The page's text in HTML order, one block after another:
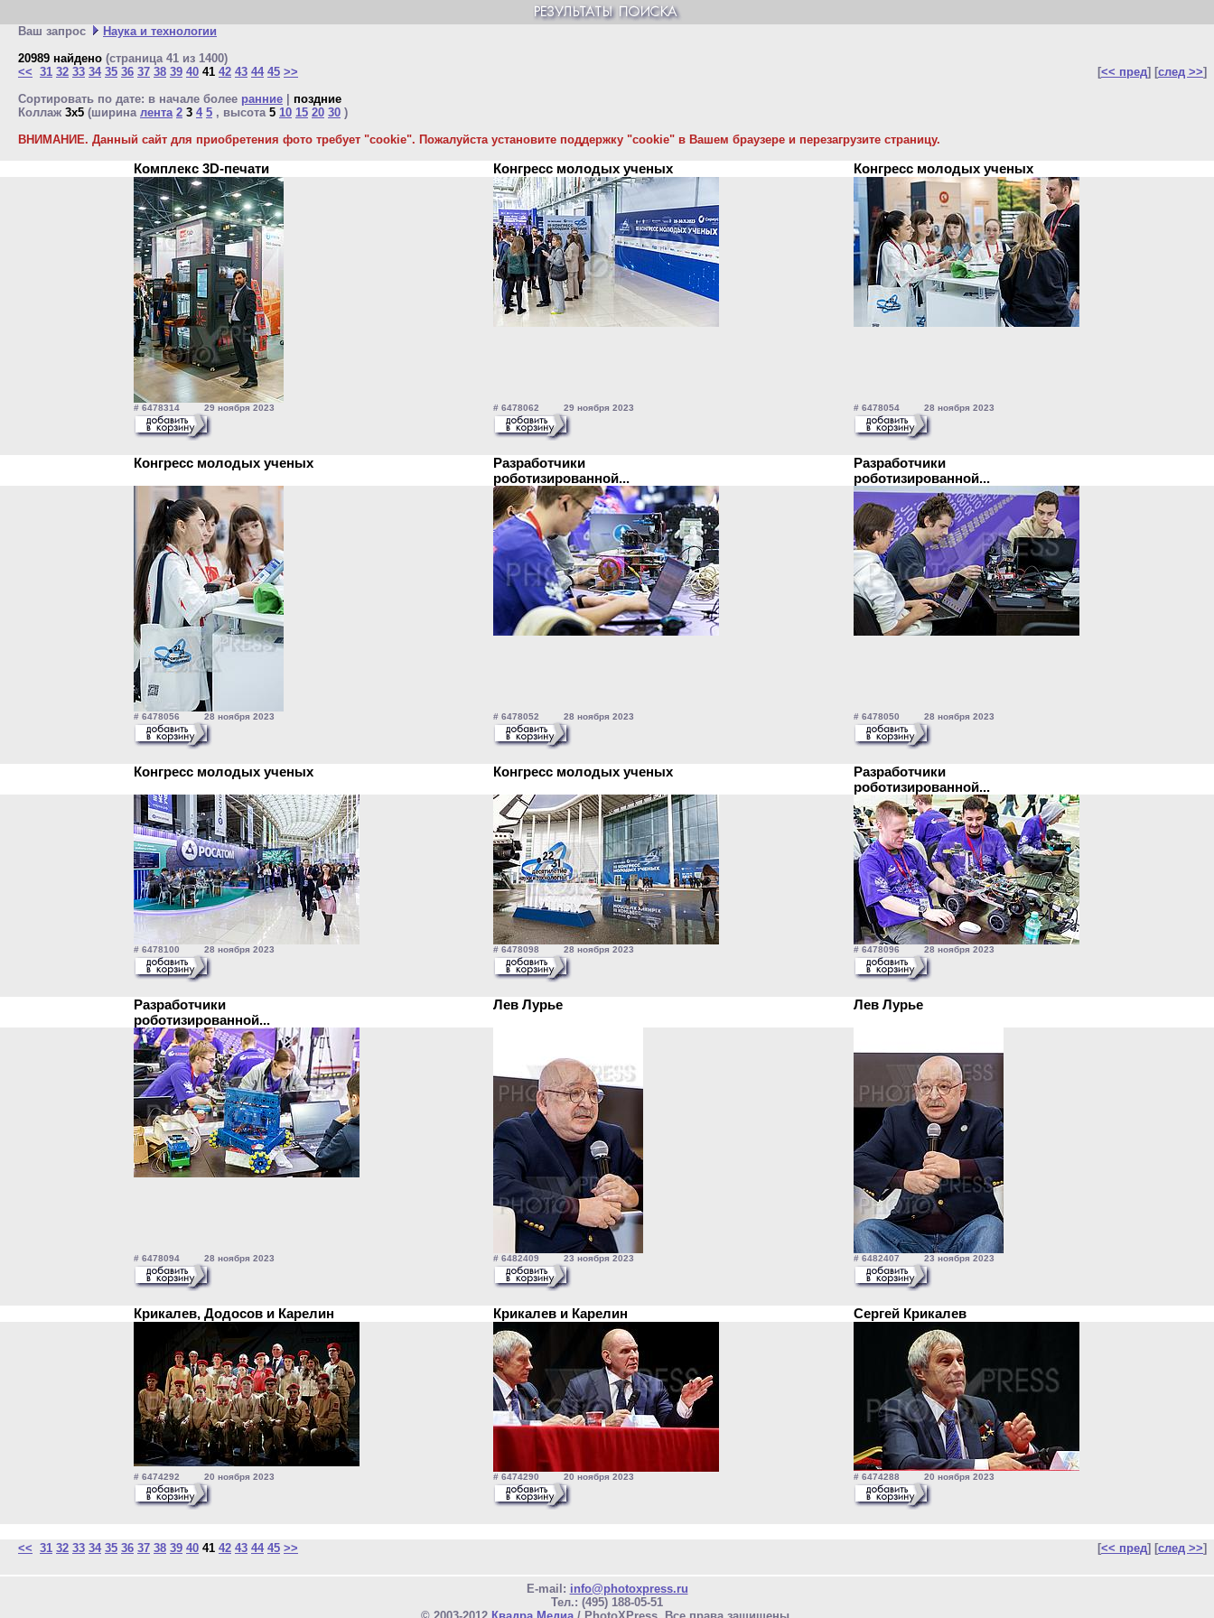
Ваш запрос
Наука и технологии
20989 найдено (страница 41 из 1400)
<< 31 32 33 34 35 36 37 38 39 40 41 42 43 44 45 >> [<< пред] [след >>]
Сортировать по дате: в начале более ранние
поздние
Коллаж 3x5 (ширина лента 2 3 4 5 , высота 5 10 15 20 30 )
ВНИМАНИЕ. Данный сайт для приобретения фото требует "cookie". Пожалуйста установите поддержку "cookie" в Вашем браузере и перезагрузите страницу.
Комплекс 3D-печати Конгресс молодых ученых Конгресс молодых ученых
# 6478314 29 ноября 2023 # 6478062 29 ноября 2023 # 6478054 28 ноября 2023
Конгресс молодых ученых
Разработчики
роботизированной...
Разработчики
роботизированной...
# 6478056 28 ноября 2023 # 6478052 28 ноября 2023 # 6478050 28 ноября 2023
Конгресс молодых ученых Конгресс молодых ученых
Разработчики
роботизированной...
# 6478100 28 ноября 2023 # 6478098 28 ноября 2023 # 6478096 28 ноября 2023
Разработчики
роботизированной...
Лев Лурье Лев Лурье
# 6478094 28 ноября 2023 # 6482409 23 ноября 2023 # 6482407 23 ноября 2023
Крикалев, Додосов и Карелин Крикалев и Карелин Сергей Крикалев
# 6474292 20 ноября 2023 # 6474290 20 ноября 2023 # 6474288 20 ноября 2023
<< 31 32 33 34 35 36 37 38 39 40 41 42 43 44 45 >> [<< пред] [след >>]
E-mail: info@photoxpress.ru
Тел.: (495) 188-05-51